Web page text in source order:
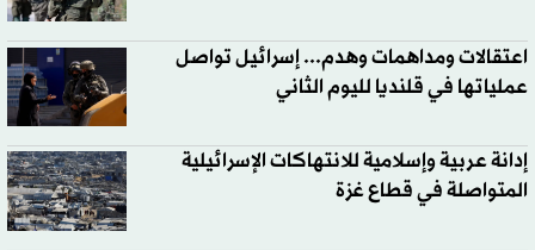
اعتقالات ومداهمات وهدم... إسرائيل تواصل
عملياتها في قلنديا لليوم الثاني
إدانة عربية وإسلامية للانتهاكات الإسرائيلية
المتواصلة في قطاع غزة